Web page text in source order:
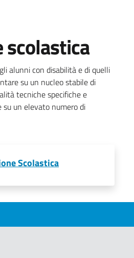
scolastica
alunni con disabilità e di quelli
su un nucleo stabile di
tecniche specifiche e
un elevato numero di
Scolastica